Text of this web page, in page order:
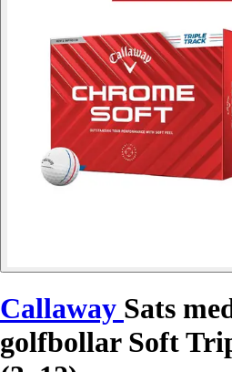
Callaway Sats
golfbollar Soft